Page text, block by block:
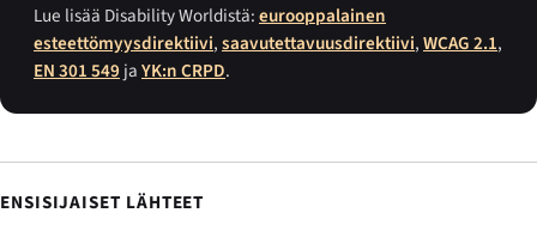
Lue lisää Disability Worldistä:eurooppalainen
esteettömyysdirektiivi,saavutettavuusdirektiivi,WCAG 2.1,
EN 301 549 jaYK:n CRPD.
ENSISIJAISET LÄHTEET